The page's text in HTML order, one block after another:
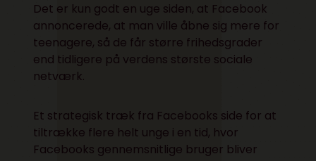
Det er kun godt en uge siden, at Facebook
annoncerede, at man ville åbne sig mere for
teenagere, så de får større frihedsgrader
end tidligere på verdens største sociale
netværk.
Et strategisk træk fra Facebooks side for at
tiltrække flere helt unge i en tid, hvor
Facebooks gennemsnitlige bruger bliver